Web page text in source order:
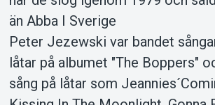
Om Tickster
än Abba I Sverige
Peter Jezewski var bandet
låtar på albumet "The Boppers"
sång på låtar som